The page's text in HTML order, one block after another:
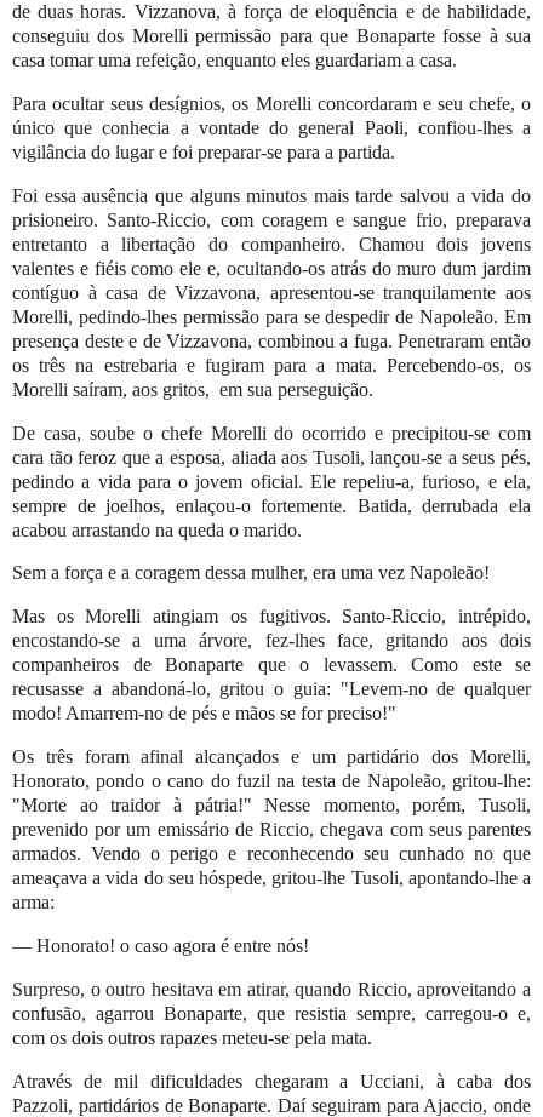
de duas horas. Vizzanova, à força de eloquência e de habilidade,
conseguiu dos Morelli permissão para que Bonaparte fosse à sua
casa tomar uma refeição, enquanto eles guardariam a casa.
Para ocultar seus desígnios, os Morelli concordaram e seu chefe, o
único que conhecia a vontade do general Paoli, confiou-lhes a
vigilância do lugar e foi preparar-se para a partida.
Foi essa ausência que alguns minutos mais tarde salvou a vida do
prisioneiro. Santo-Riccio, com coragem e sangue frio, preparava
entretanto a libertação do companheiro. Chamou dois jovens
valentes e fiéis como ele e, ocultando-os atrás do muro dum jardim
contíguo à casa de Vizzavona, apresentou-se tranquilamente aos
Morelli, pedindo-lhes permissão para se despedir de Napoleão. Em
presença deste e de Vizzavona, combinou a fuga. Penetraram então
os três na estrebaria e fugiram para a mata. Percebendo-os, os
Morelli saíram, aos gritos, em sua perseguição.
De casa, soube o chefe Morelli do ocorrido e precipitou-se com
cara tão feroz que a esposa, aliada aos Tusoli, lançou-se a seus pés,
pedindo a vida para o jovem oficial. Ele repeliu-a, furioso, e ela,
sempre de joelhos, enlaçou-o fortemente. Batida, derrubada ela
acabou arrastando na queda o marido.
Sem a força e a coragem dessa mulher, era uma vez Napoleão!
Mas os Morelli atingiam os fugitivos. Santo-Riccio, intrépido,
encostando-se a uma árvore, fez-lhes face, gritando aos dois
companheiros de Bonaparte que o levassem. Como este se
recusasse a abandoná-lo, gritou o guia: "Levem-no de qualquer
modo! Amarrem-no de pés e mãos se for preciso!"
Os três foram afinal alcançados e um partidário dos Morelli,
Honorato, pondo o cano do fuzil na testa de Napoleão, gritou-lhe:
"Morte ao traidor à pátria!" Nesse momento, porém, Tusoli,
prevenido por um emissário de Riccio, chegava com seus parentes
armados. Vendo o perigo e reconhecendo seu cunhado no que
ameaçava a vida do seu hóspede, gritou-lhe Tusoli, apontando-lhe a
arma:
— Honorato! o caso agora é entre nós!
Surpreso, o outro hesitava em atirar, quando Riccio, aproveitando a
confusão, agarrou Bonaparte, que resistia sempre, carregou-o e,
com os dois outros rapazes meteu-se pela mata.
Através de mil dificuldades chegaram a Ucciani, à caba dos
Pazzoli, partidários de Bonaparte. Daí seguiram para Ajaccio, onde